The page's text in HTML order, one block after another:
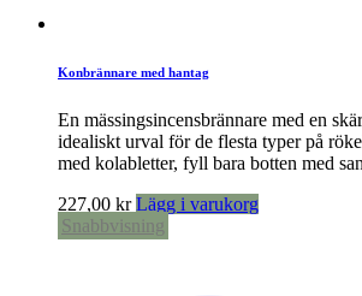
Konbrännare med hantag
En mässingsincensbrännare med en
idealiskt urval för de flesta typer på
med kolabletter, fyll bara botten med
227,00 kr Lägg i varukorg
Snabbvisning